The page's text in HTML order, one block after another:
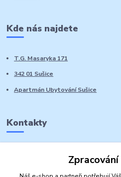
Kde nás najdete
T.G. Masaryka 171
342 01 Sušice
Apartmán Ubytování Sušice
Kontakty